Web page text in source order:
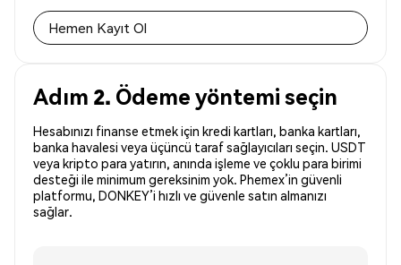
Hemen Kayıt Ol
Adım 2. Ödeme yöntemi seçin
Hesabınızı finanse etmek için kredi kartları, banka kartları,
banka havalesi veya üçüncü taraf sağlayıcıları seçin. USDT
veya kripto para yatırın, anında işleme ve çoklu para birimi
desteği ile minimum gereksinim yok. Phemex’in güvenli
platformu, DONKEY’i hızlı ve güvenle satın almanızı
sağlar.